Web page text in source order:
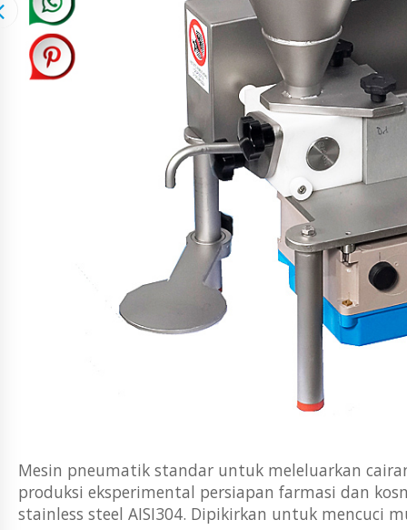
Mesin pneumatik standar untuk meleluarkan
produksi eksperimental persiapan farmasi dan
stainless steel AISI304. Dipikirkan untuk mencuci